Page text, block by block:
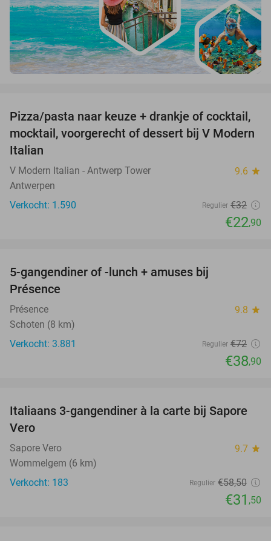
28%
Pizza/pasta naar keuze + drankje of cocktail,
mocktail, voorgerecht of dessert bij V Modern
Italian
V Modern Italian - Antwerp Tower 9.6 star
Antwerpen
Verkocht: 1.590
Regulier €32
€22,90
5-gangendiner of -lunch + amuses bij
Présence
Présence 9.8 star
Schoten (8 km)
Verkocht: 3.881
Regulier €72
€38,90
46%
Italiaans 3-gangendiner à la carte bij Sapore
Vero
Sapore Vero 9.7 star
Wommelgem (6 km)
Verkocht: 183
Regulier €58,50
€31 ,50